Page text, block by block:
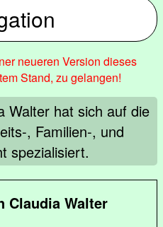
neueren Version dieses
Stand, zu gelangen!
Walter hat sich auf die
, Familien-, und
spezialisiert.
Claudia Walter